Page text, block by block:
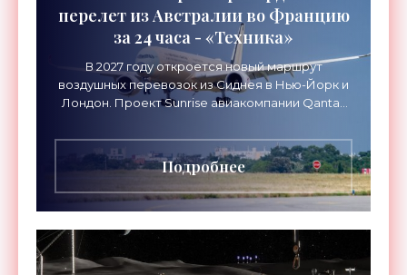
перелет из Австралии во Францию
за 24 часа - «Техника»
В 2027 году откроется новый маршрут
воздушных перевозок из Сиднея в Нью-Йорк и
Лондон. Проект Sunrise авиакомпании Qantas
длительностью до 24
Подробнее